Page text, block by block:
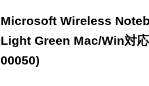
Microsoft Wireless
Light Green Mac/Win対
00050)